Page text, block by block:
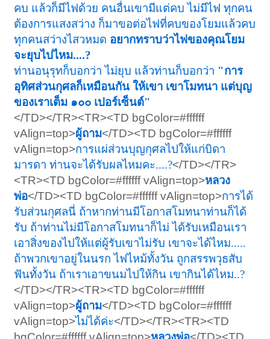
คบ แล้วก็มีไฟด้วย คนอื่นเขามีแต่คบ ไม่มีไฟ ทุกคน
ต้องการแสงสว่าง ก็มาขอต่อไฟที่คบของโยมแล้วคบ
ทุกคนสว่างไสวหมด อยากทราบว่าไฟของคุณโยม
จะยุบไปไหม....?
ท่านอนุรุทก็บอกว่า ไม่ยุบ แล้วท่านก็บอกว่า "การ
อุทิศส่วนกุศลก็เหมือนกัน ให้เขา เขาโมทนา แต่บุญ
ของเราเต็ม ๑๐๐ เปอร์เซ็นต์"
</TD></TR><TR><TD bgColor=#ffffff
vAlign=top>ผู้ถาม</TD><TD bgColor=#ffffff
vAlign=top>การแผ่ส่วนบุญกุศลไปให้แก่บิดา
มารดา ท่านจะได้รับผลไหมคะ....?</TD></TR>
<TR><TD bgColor=#ffffff vAlign=top>หลวง
พ่อ</TD><TD bgColor=#ffffff vAlign=top>การได้
รับส่วนกุศลนี่ ถ้าหากท่านมีโอกาสโมทนาท่านก็ได้
รับ ถ้าท่านไม่มีโอกาสโมทนาก็ไม่ ได้รับเหมือนเรา
เอาสิ่งของไปให้แต่ผู้รับเขาไม่รับ เขาจะได้ไหม.....
ถ้าพวกเขาอยู่ในนรก ไฟไหม้ทั้งวัน ถูกสรรพวุธสับ
ฟันทั้งวัน ถ้าเราเอาขนมไปให้กิน เขากินได้ไหม..?
</TD></TR><TR><TD bgColor=#ffffff
vAlign=top>ผู้ถาม</TD><TD bgColor=#ffffff
vAlign=top>ไม่ได้ค่ะ</TD></TR><TR><TD